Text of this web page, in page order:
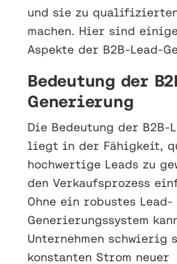
und sie zu qualifizierten
machen. Hier sind
Aspekte der B2B-Lead-
Bedeutung der
Generierung
Die Bedeutung der B2B-
liegt in der Fähigkeit,
hochwertige Leads zu
den Verkaufsprozess
Ohne ein robustes Lead-
Generierungssystem
Unternehmen schwierig
konstanten Strom neuer